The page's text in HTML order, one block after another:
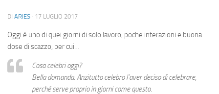
DI ARIES · 17 LUGLIO 2017
Oggi è uno di quei giorni di solo lavoro, poche interazioni e buona
dose di scazzo, per cui…
Cosa celebri oggi?
Bella domanda. Anzitutto celebro l’aver deciso di celebrare,
perché serve proprio in giorni come questo.